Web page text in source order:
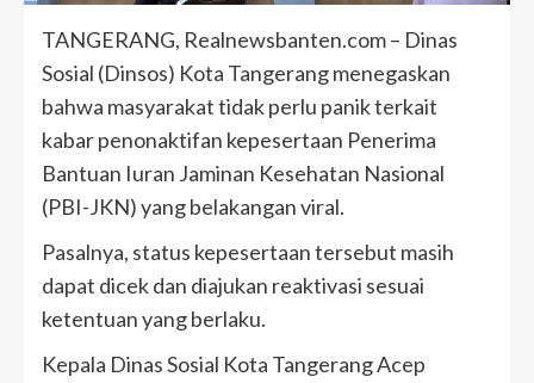
TANGERANG, Realnewsbanten.com – Dinas
Sosial (Dinsos) Kota Tangerang menegaskan
bahwa masyarakat tidak perlu panik terkait
kabar penonaktifan kepesertaan Penerima
Bantuan Iuran Jaminan Kesehatan Nasional
(PBI-JKN) yang belakangan viral.
Pasalnya, status kepesertaan tersebut masih
dapat dicek dan diajukan reaktivasi sesuai
ketentuan yang berlaku.
Kepala Dinas Sosial Kota Tangerang Acep